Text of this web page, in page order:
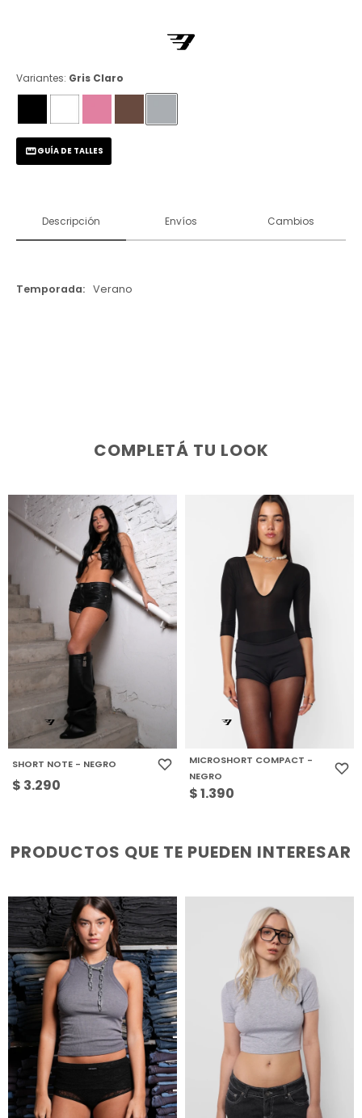
Variantes: Gris Claro
GUÍA DE TALLES
Descripción Envíos Cambios
Temporada Verano
COMPLETÁ TU LOOK
SHORT NOTE - NEGRO
$ 3.290
MICROSHORT COMPACT -
NEGRO
$1.390
PRODUCTOS QUE TE PUEDEN INTERESAR